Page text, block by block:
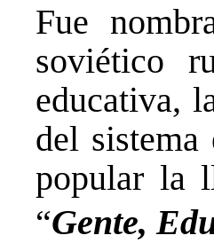
Fue
soviético
educativa,
del
popular la
“Gente,